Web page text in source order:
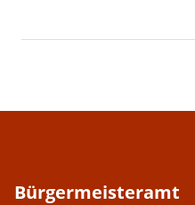
Bürgermeisteramt